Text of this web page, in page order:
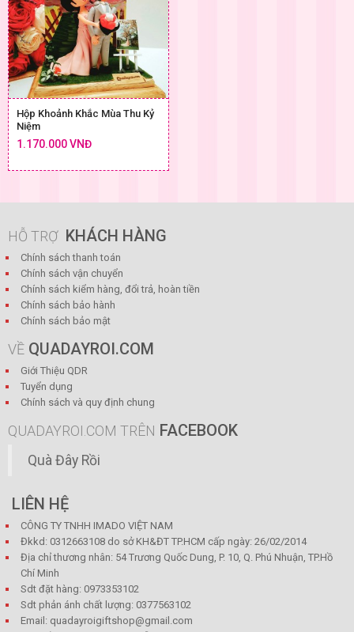
Hộp Khoảnh Khắc Mùa Thu Kỷ
Niệm
1.170.000 VNĐ
HỖ TRỢ KHÁCH HÀNG
Chính sách thanh toán
Chính sách vận chuyển
Chính sách kiểm hàng, đổi trả, hoàn tiền
Chính sách bảo hành
Chính sách bảo mật
VỀ QUADAYROI.COM
Giới Thiệu QDR
Tuyển dụng
Chính sách và quy định chung
QUADAYROI.COM TRÊN FACEBOOK
Quà Đây Rồi
LIÊN HỆ
CÔNG TY TNHH IMADO VIỆT NAM
Đkkd: 0312663108 do sở KH&ĐT TP.HCM cấp ngày: 26/02/2014
Địa chỉ thương nhân: 54 Trương Quốc Dung, P. 10, Q. Phú Nhuận, TP.Hồ
Chí Minh
Sdt đặt hàng: 0973353102
Sdt phản ánh chất lượng: 0377563102
Email: quadayroigiftshop@gmail.com